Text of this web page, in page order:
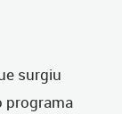
surgiu
programa